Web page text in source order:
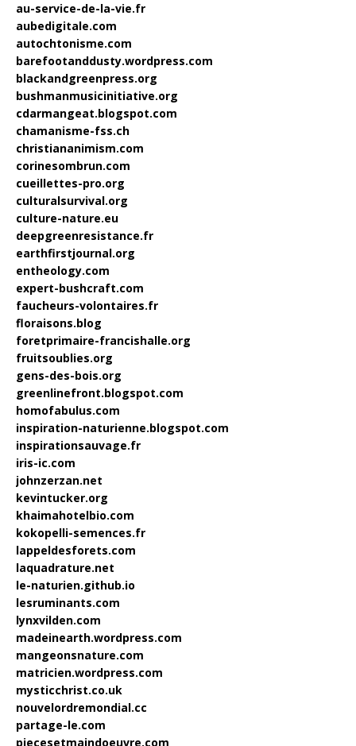
au-service-de-la-vie.fr
aubedigitale.com
autochtonisme.com
barefootanddusty.wordpress.com
blackandgreenpress.org
bushmanmusicinitiative.org
cdarmangeat.blogspot.com
chamanisme-fss.ch
christiananimism.com
corinesombrun.com
cueillettes-pro.org
culturalsurvival.org
culture-nature.eu
deepgreenresistance.fr
earthfirstjournal.org
entheology.com
expert-bushcraft.com
faucheurs-volontaires.fr
floraisons.blog
foretprimaire-francishalle.org
fruitsoublies.org
gens-des-bois.org
greenlinefront.blogspot.com
homofabulus.com
inspiration-naturienne.blogspot.com
inspirationsauvage.fr
iris-ic.com
johnzerzan.net
kevintucker.org
khaimahotelbio.com
kokopelli-semences.fr
lappeldesforets.com
laquadrature.net
le-naturien.github.io
lesruminants.com
lynxvilden.com
madeinearth.wordpress.com
mangeonsnature.com
matricien.wordpress.com
mysticchrist.co.uk
nouvelordremondial.cc
partage-le.com
piecesetmaindoeuvre.com